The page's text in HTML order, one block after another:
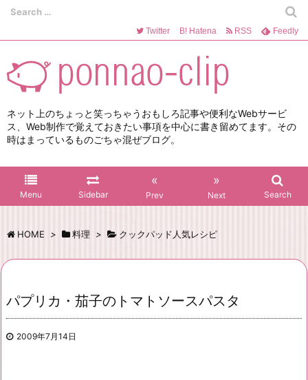
ネット上のちょっと笑っちゃうおもしろ記事や便利なWebサービ
ス、Web制作で覚えておきたい事項を中心に書き留めてます。その
時はまっているものごちゃ混ぜブログ。
Menu Sidebar
«
Prev
»
Next Search
Twitter B! Hatena RSS Feedly
HOME > 料理 > クックパッド人気レシピ
パプリカ・茄子のトマトソースパスタ
2009年7月14日